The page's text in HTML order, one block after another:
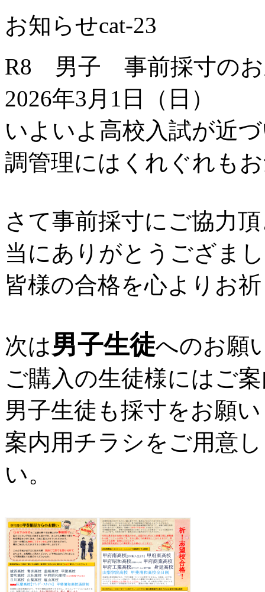
お知らせcat-23
R8 男子 事前採寸のお
2026年3月1日（日）
いよいよ高校入試が近
調管理にはくれぐれも
さて事前採寸にご協力
当にありがとうござま
皆様の合格を心よりお
次は男子生徒へのお願
ご購入の生徒様にはご
男子生徒も採寸をお願
案内用チラシをご用意
い。